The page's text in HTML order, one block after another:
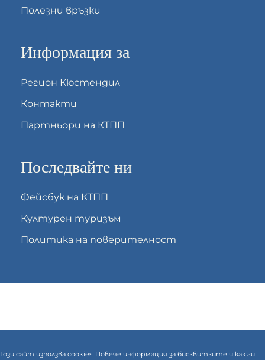
Полезни връзки
Информация за
Регион Кюстендил
Контакти
Партньори на КТПП
Последвайте ни
Фейсбук на КТПП
Културен туризъм
Политика на поверителност
Този сайт използва cookies. Повече информация за бисквитките и как ги